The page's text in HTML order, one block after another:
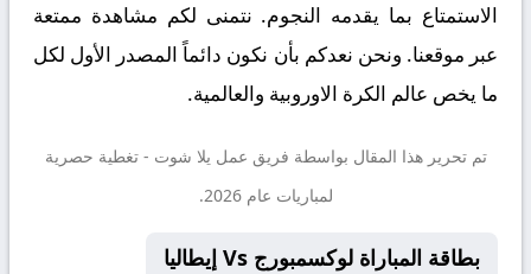
الاستمتاع بما يقدمه النجوم. نتمنى لكم مشاهدة ممتعة
عبر موقعنا. ونحن نعدكم بأن نكون دائماً المصدر الأول لكل
ما يخص عالم الكرة الاوروبية والعالمية.
تم تحرير هذا المقال بواسطة فريق عمل يلا شوت - تغطية حصرية
لمباريات عام 2026.
بطاقة المباراة لوكسمبورج Vs إيطاليا